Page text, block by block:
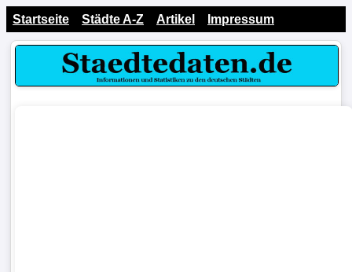
Startseite Städte A-Z Artikel Impressum